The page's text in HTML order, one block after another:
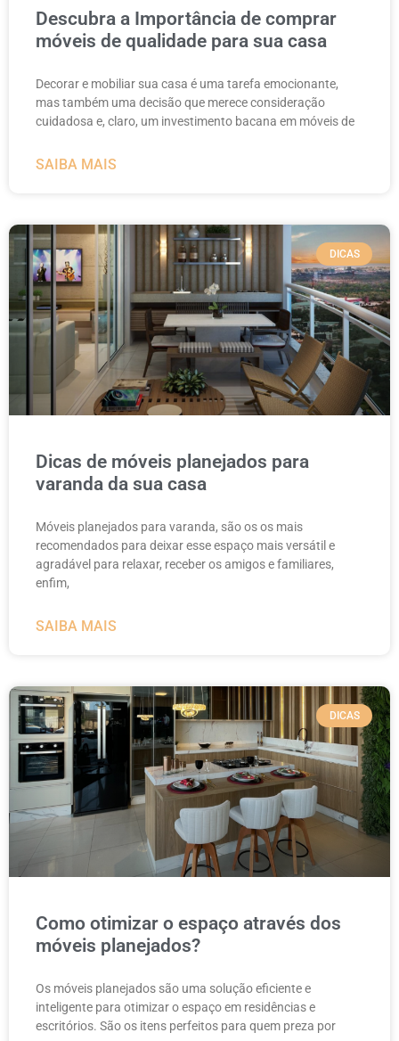
Descubra a Importância de comprar
móveis de qualidade para sua casa
Decorar e mobiliar sua casa é uma tarefa emocionante,
mas também uma decisão que merece consideração
cuidadosa e, claro, um investimento bacana em móveis de
SAIBA MAIS
DICAS
Dicas de móveis planejados para
varanda da sua casa
Móveis planejados para varanda, são os os mais
recomendados para deixar esse espaço mais versátil e
agradável para relaxar, receber os amigos e familiares,
enfim,
SAIBA MAIS
DICAS
Como otimizar o espaço através dos
móveis planejados?
Os móveis planejados são uma solução eficiente e
inteligente para otimizar o espaço em residências e
escritórios. São os itens perfeitos para quem preza por